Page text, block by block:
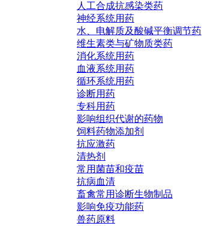
人工合成抗感染类药
神经系统用药
水、电解质及酸碱平衡调节药
维生素类与矿物质类药
消化系统用药
血液系统用药
循环系统用药
诊断用药
专科用药
影响组织代谢的药物
饲料药物添加剂
抗应激药
清热剂
常用菌苗和疫苗
抗病血清
畜禽常用诊断生物制品
影响免疫功能药
兽药原料